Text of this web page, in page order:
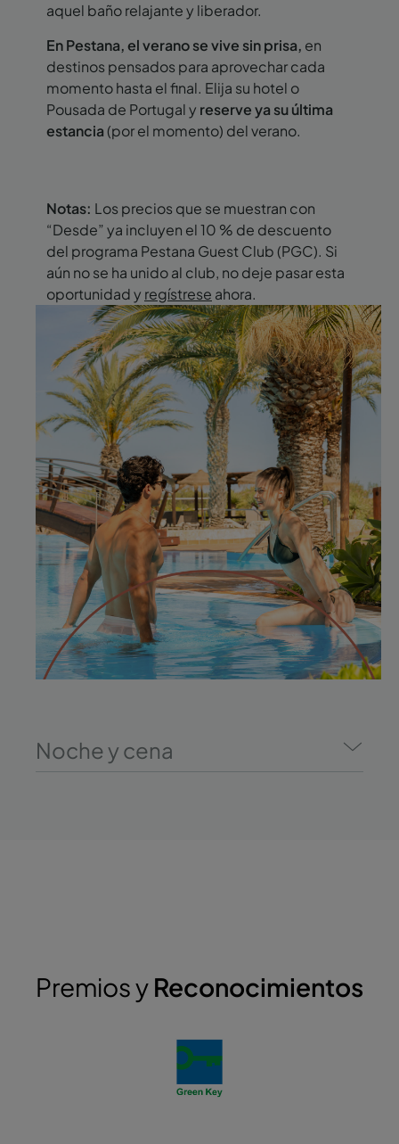
aquel baño relajante y liberador.
En Pestana, el verano se vive sin prisa, en
destinos pensados para aprovechar cada
momento hasta el final. Elija su hotel o
Pousada de Portugal y reserve ya su última
estancia (por el momento) del verano.
Notas: Los precios que se muestran con
“Desde” ya incluyen el 10 % de descuento
del programa Pestana Guest Club (PGC). Si
aún no se ha unido al club, no deje pasar esta
oportunidad y regístrese ahora.
Noche y cena
Premios y Reconocimientos